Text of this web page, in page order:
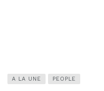
A LA UNE PEOPLE